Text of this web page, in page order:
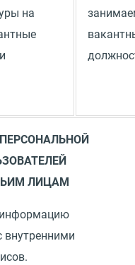
на
ЛИЦАМ
информацию
внутренними